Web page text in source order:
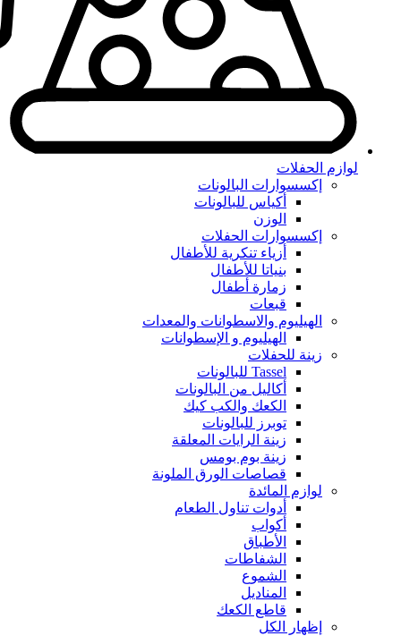
لوازم الحفلات
إكسسوارات البالونات
أكياس للبالونات
الوزن
إكسسوارات الحفلات
أزياء تنكرية للأطفال
بنياتا للأطفال
زمارة أطفال
قبعات
الهيليوم والاسطوانات والمعدات
الهيليوم و الإسطوانات
زينة للحفلات
Tassel للبالونات
أكاليل من البالونات
الكعك والكب كيك
توبرز للبالونات
زينة الرايات المعلقة
زينة بوم بومس
قصاصات الورق الملونة
لوازم المائدة
أدوات تناول الطعام
أكواب
الأطباق
الشفاطات
الشموع
المناديل
قاطع الكعك
إظهار الكل